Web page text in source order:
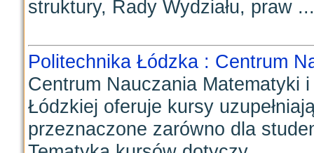
struktury, Rady Wydziału, praw ...
Politechnika Łódzka : Centrum
Centrum Nauczania Matematyki
Łódzkiej oferuje kursy
przeznaczone zarówno dla